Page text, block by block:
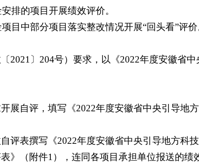
排的项目开展绩效评价。
目中部分项目落实整改情况开展“回头看”评价
2021〕204号）要求，以《2022年度安徽省
展自评，填写《2022年度安徽省中央引导
评表撰写《2022年度安徽省中央引导地方科
》（附件1），连同各项目承担单位报送的